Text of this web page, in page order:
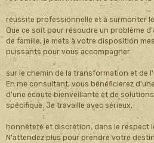
réussite professionnelle et à surmonter
Que ce soit pour résoudre un problème
de famille, je mets à votre disposition
puissants pour vous accompagner
sur le chemin de la transformation et de
En me consultant, vous bénéficierez
d'une écoute bienveillante et de
spécifique. Je travaille avec sérieux,
honnêteté et discrétion, dans le respect
N'attendez plus pour prendre votre